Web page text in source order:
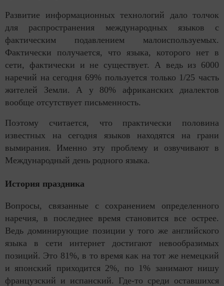
Развитие информационных технологий дало толчок
для распространения международных языков с
фактическим подавлением малоиспользуемых.
Фактически получается, что языка, которого нет в
сети, фактически и не существует. А ведь из 6000
наречий на сегодня 69% пользуется только 1/25 часть
жителей Земли. А у 80% африканских диалектов
вообще отсутствует письменность.
Поэтому считается, что практически половина
известных на сегодня языков находятся на грани
вымирания. Именно эту проблему и озвучивают в
Международный день родного языка.
История праздника
Вопросы, связанные с сохранением определенного
наречия, в последнее время становится все острее.
Ведь доминирующие позиции у того же английского
языка в сети интернет достигают невообразимых
позиций. Это 81%, в то время как на тот же немецкий
и японский приходится 2%, по 1% занимают нишу
французский и испанский. Где-то среди оставшихся